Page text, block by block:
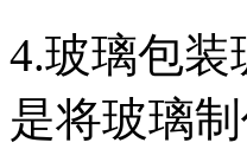
4.玻璃包
是将玻璃